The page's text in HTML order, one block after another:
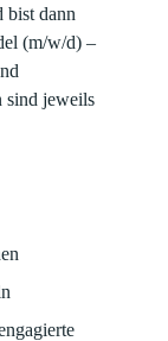
bist dann
(m/w/d) –
sind jeweils